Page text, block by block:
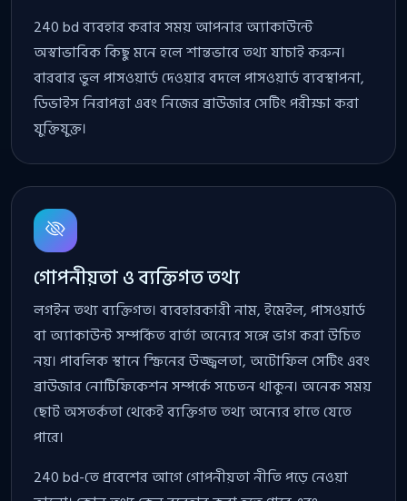
240 bd ব্যবহার করার সময় আপনার অ্যাকাউন্টে
অস্বাভাবিক কিছু মনে হলে শান্তভাবে তথ্য যাচাই করুন।
বারবার ভুল পাসওয়ার্ড দেওয়ার বদলে পাসওয়ার্ড ব্যবস্থাপনা,
ডিভাইস নিরাপত্তা এবং নিজের ব্রাউজার সেটিং পরীক্ষা করা
যুক্তিযুক্ত।
গোপনীয়তা ও ব্যক্তিগত তথ্য
লগইন তথ্য ব্যক্তিগত। ব্যবহারকারী নাম, ইমেইল, পাসওয়ার্ড
বা অ্যাকাউন্ট সম্পর্কিত বার্তা অন্যের সঙ্গে ভাগ করা উচিত
নয়। পাবলিক স্থানে স্ক্রিনের উজ্জ্বলতা, অটোফিল সেটিং এবং
ব্রাউজার নোটিফিকেশন সম্পর্কে সচেতন থাকুন। অনেক সময়
ছোট অসতর্কতা থেকেই ব্যক্তিগত তথ্য অন্যের হাতে যেতে
পারে।
240 bd-তে প্রবেশের আগে গোপনীয়তা নীতি পড়ে নেওয়া